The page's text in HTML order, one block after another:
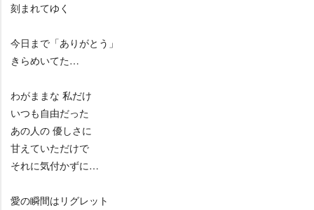
刻まれてゆく
今日まで「ありがとう」
きらめいてた…
わがままな 私だけ
いつも自由だった
あの人の 優しさに
甘えていただけで
それに気付かずに…
愛の瞬間はリグレット